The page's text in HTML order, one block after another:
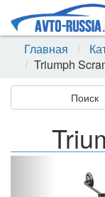
Главная
Triumph
Поиск